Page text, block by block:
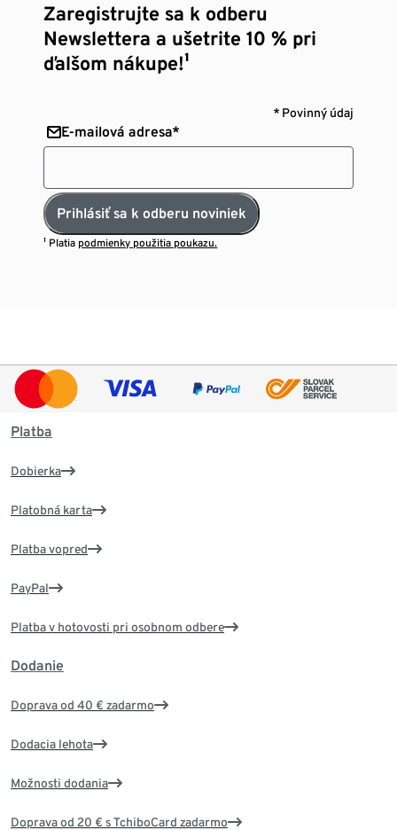
Zaregistrujte sa k odberu
Newslettera a ušetrite 10 % pri
ďalšom nákupe!¹
* Povinný údaj
E-mailová adresa*
Prihlásiť sa k odberu noviniek
¹ Platia podmienky použitia poukazu.
Platba
Dobierka
Platobná karta
Platba vopred
PayPal
Platba v hotovosti pri osobnom odbere
Dodanie
Doprava od 40 € zadarmo
Dodacia lehota
Možnosti dodania
Doprava od 20 € s TchiboCard zadarmo